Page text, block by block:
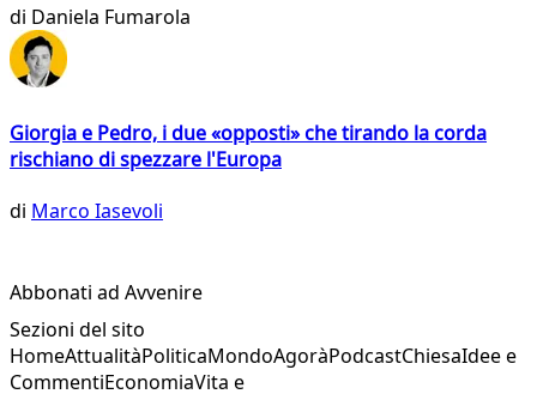
di Daniela Fumarola
Giorgia e Pedro, i due «opposti» che tirando la corda
rischiano di spezzare l'Europa
di Marco Iasevoli
Abbonati ad Avvenire
Sezioni del sito
HomeAttualitàPoliticaMondoAgoràPodcastChiesaIdee e
CommentiEconomiaVita e